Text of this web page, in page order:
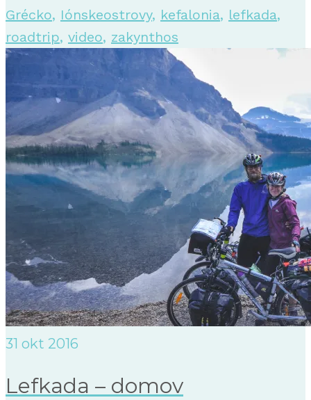
Grécko, Iónskeostrovy, kefalonia, lefkada,
roadtrip, video, zakynthos
31 okt 2016
Lefkada – domov